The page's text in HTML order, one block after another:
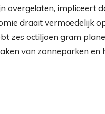
overgelaten, impliceert
draait vermoedelijk
zes octiljoen gram
van zonneparken en